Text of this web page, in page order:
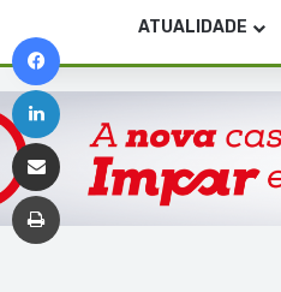
ATUALIDADE
Linkedin
Imprimir